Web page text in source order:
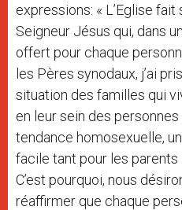
expressions: « L’Eglise fait
Seigneur Jésus qui, dans
offert pour chaque
les Pères synodaux, j’ai
situation des familles qui
en leur sein des
tendance homosexuelle,
facile tant pour les parents
C’est pourquoi, nous
réaffirmer que chaque